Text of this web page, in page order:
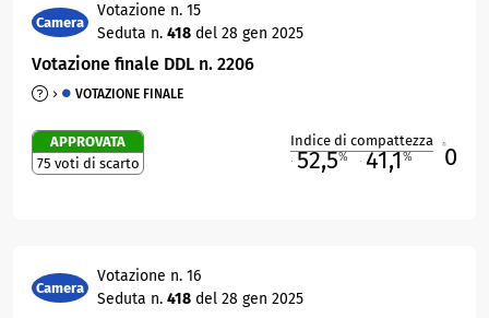
Camera
Votazione n. 15
Seduta n. 418 del 28 gen 2025
Votazione finale DDL n. 2206
VOTAZIONE FINALE
APPROVATA
75 voti di scarto
Indice di compattezza
52,5% 41,1% 0
Camera
Votazione n. 16
Seduta n. 418 del 28 gen 2025